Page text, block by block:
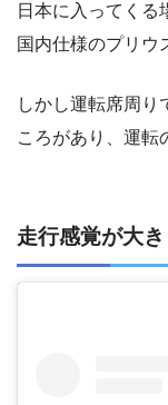
日本に入ってくる
国内仕様のプリウ
しかし運転席周り
ころがあり、運転
走行感覚が大